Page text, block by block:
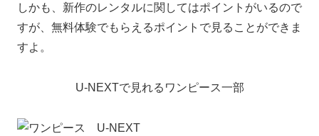
しかも、新作のレンタルに関してはポイントがいるので
すが、無料体験でもらえるポイントで見ることができま
すよ。
U-NEXTで見れるワンピース一部